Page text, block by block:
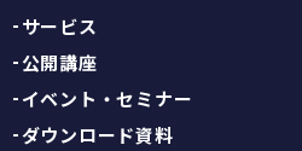
サービス
公開講座
イベント・セミナー
ダウンロード資料